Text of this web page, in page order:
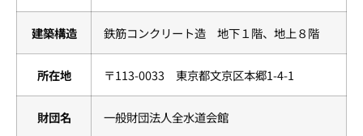
建築構造 鉄筋コンクリート造 地下１階、地上８階
所在地 〒113-0033 東京都文京区本郷1-4-1
財団名 一般財団法人全水道会館